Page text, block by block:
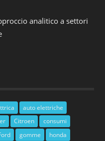
analitico a settori
auto elettriche
Citroen
consumi
gomme
honda